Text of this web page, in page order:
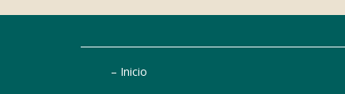
Inicio